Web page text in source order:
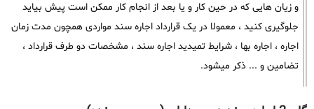
و زیان هایی که در حین کار و یا بعد از انجام کار ممکن است پیش بیاید
جلوگیری کنید ، معمولا در یک قرارداد اجاره سند مواردی همچون مدت زمان
اجاره ، اجاره بها ، شرایط تمیدید اجاره سند ، مشخصات دو طرف قرارداد ،
تضامین و ... ذکر میشود.